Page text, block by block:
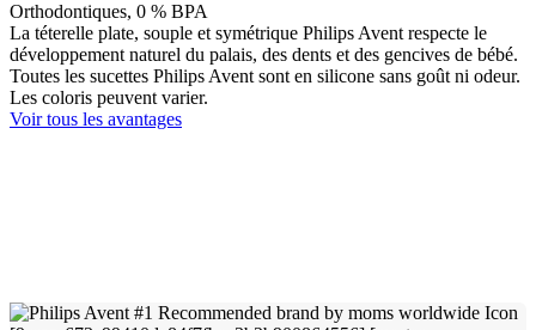
Orthodontiques, 0 % BPA
La téterelle plate, souple et symétrique Philips Avent respecte le
développement naturel du palais, des dents et des gencives de bébé.
Toutes les sucettes Philips Avent sont en silicone sans goût ni odeur.
Les coloris peuvent varier.
Voir tous les avantages